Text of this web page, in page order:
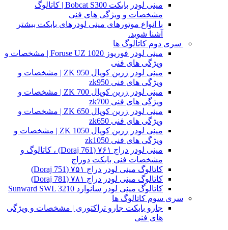
مینی لودر بابکت Bobcat S300 | کاتالوگ
مشخصات و ویژگی های فنی
با انواع موتورهای مینی لودرهای بابکت بیشتر
آشنا شوید.
سری دوم کاتالوگ ها
مینی لودر فوریوز Foruse UZ 1020 | مشخصات و
ویژگی های فنی
مینی لودر زرین کوپال ZK 950 | مشخصات و
ویژگی های فنی zk950
مینی لودر زرین کوپال ZK 700 | مشخصات و
ویژگی های فنی zk700
مینی لودر زرین کوپال ZK 650 | مشخصات و
ویژگی های فنی zk650
مینی لودر زرین کوپال ZK 1050 | مشخصات و
ویژگی های فنی zk1050
مینی لودر دراج ۷۶۱ (Doraj 761) ، کاتالوگ و
مشخصات فنی بابکت دوراج
کاتالوگ مینی لودر دراج ۷۵۱ (Doraj 751)
کاتالوگ مینی لودر دراج ۷۸۱ (Doraj 781)
کاتالوگ مینی لودر سانوارد Sunward SWL 3210
سری سوم کاتالوگ ها
جارو بابکت جارو تراکتوری | مشخصات و ویژگی
های فنی